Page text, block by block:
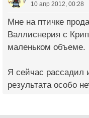
10 апр 2012, 00:28
Мне на птичке
Валлиснерия с
маленьком объеме.
Я сейчас рассадил
результата особо